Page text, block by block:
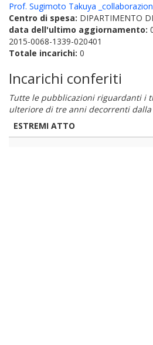
Prof. Sugimoto Takuya
Centro di spesa: DIPARTIMENTO
data dell'ultimo aggiornamento:
2015-0068-1339-020401
Totale incarichi: 0
Incarichi conferiti
Tutte le pubblicazioni riguardanti i
ulteriore di tre anni decorrenti dalla
ESTREMI ATTO